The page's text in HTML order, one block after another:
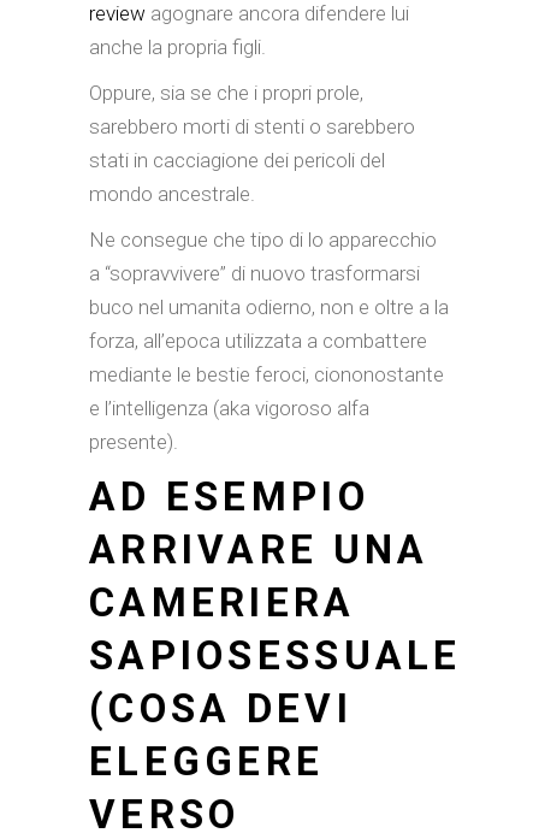
review agognare ancora difendere lui
anche la propria figli.
Oppure, sia se che i propri prole,
sarebbero morti di stenti o sarebbero
stati in cacciagione dei pericoli del
mondo ancestrale.
Ne consegue che tipo di lo apparecchio
a “sopravvivere” di nuovo trasformarsi
buco nel umanita odierno, non e oltre a la
forza, all’epoca utilizzata a combattere
mediante le bestie feroci, ciononostante
e l’intelligenza (aka vigoroso alfa
presente).
AD ESEMPIO
ARRIVARE UNA
CAMERIERA
SAPIOSESSUALE
(COSA DEVI
ELEGGERE
VERSO